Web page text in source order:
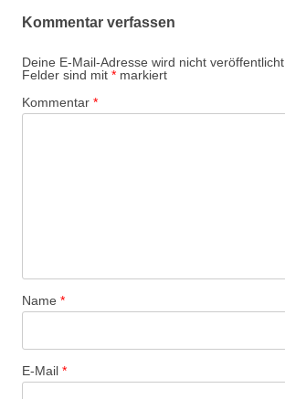
Kommentar verfassen
Deine E-Mail-Adresse wird nicht veröffentlicht.
Felder sind mit * markiert
Kommentar *
Name *
E-Mail *